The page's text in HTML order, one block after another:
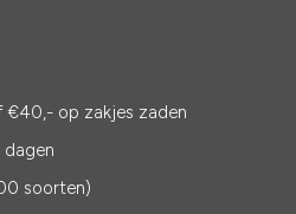
€40,- op zakjes zaden
dagen
soorten)